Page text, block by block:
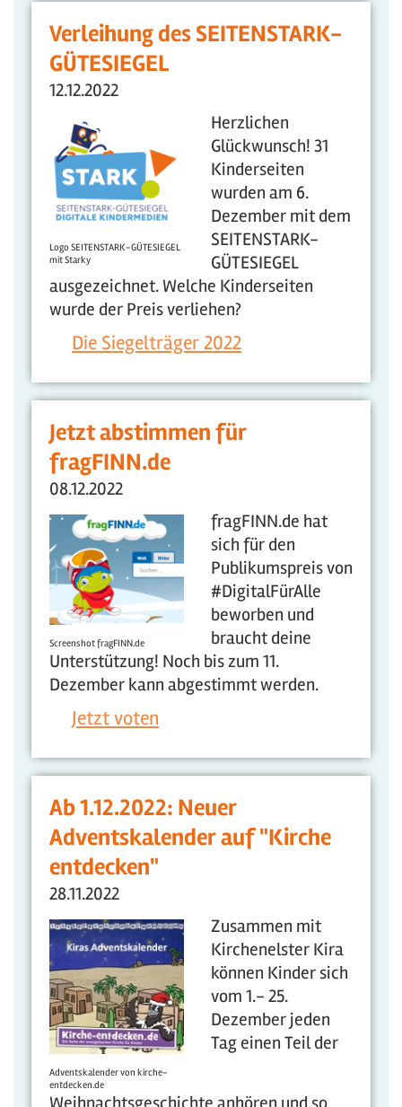
Verleihung des SEITENSTARK-
GÜTESIEGEL
12.12.2022
Logo SEITENSTARK-GÜTESIEGEL
mit Starky
Herzlichen
Glückwunsch! 31
Kinderseiten
wurden am 6.
Dezember mit dem
SEITENSTARK-
GÜTESIEGEL
ausgezeichnet. Welche Kinderseiten
wurde der Preis verliehen?
Die Siegelträger 2022
Jetzt abstimmen für
fragFINN.de
08.12.2022
Screenshot fragFINN.de
fragFINN.de hat
sich für den
Publikumspreis von
#DigitalFürAlle
beworben und
braucht deine
Unterstützung! Noch bis zum 11.
Dezember kann abgestimmt werden.
Jetzt voten
Ab 1.12.2022: Neuer
Adventskalender auf "Kirche
entdecken"
28.11.2022
Adventskalender von kirche-
entdecken.de
Zusammen mit
Kirchenelster Kira
können Kinder sich
vom 1.- 25.
Dezember jeden
Tag einen Teil der